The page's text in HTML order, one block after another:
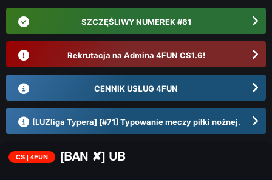
SZCZĘŚLIWY NUMEREK #61
Rekrutacja na Admina 4FUN CS1.6!
CENNIK USŁUG 4FUN
[LUZliga Typera] [#71] Typowanie meczy piłki nożnej.
CS | 4FUN [BAN ✘] UB